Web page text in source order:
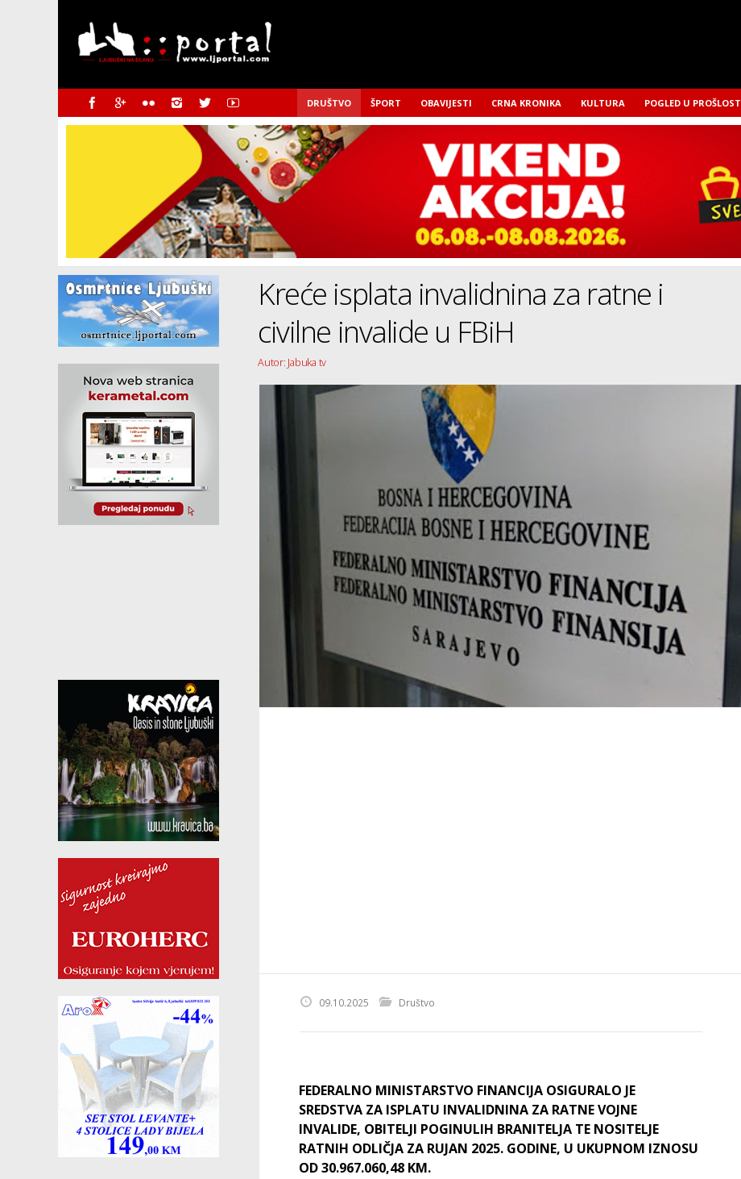
DRUŠTVO ŠPORT OBAVIJESTI CRNA KRONIKA KULTURA POGLED U PROŠLOST
Kreće isplata invalidnina za ratne i
civilne invalide u FBiH
Autor: Jabuka tv
09.10.2025 Društvo
FEDERALNO MINISTARSTVO FINANCIJA OSIGURALO JE
SREDSTVA ZA ISPLATU INVALIDNINA ZA RATNE VOJNE
INVALIDE, OBITELJI POGINULIH BRANITELJA TE NOSITELJE
RATNIH ODLIČJA ZA RUJAN 2025. GODINE, U UKUPNOM IZNOSU
OD 30.967.060,48 KM.